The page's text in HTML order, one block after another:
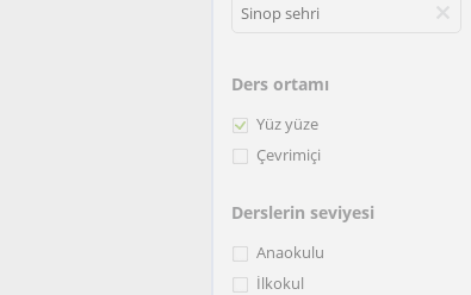
Ders ortamı
Yüz yüze
Çevrimiçi
Derslerin seviyesi
Anaokulu
İlkokul